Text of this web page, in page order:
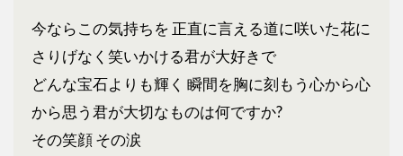
今ならこの気持ちを 正直に言える道に咲いた花に
さりげなく笑いかける君が大好きで
どんな宝石よりも輝く 瞬間を胸に刻もう心から心
から思う君が大切なものは何ですか?
その笑顔 その涙